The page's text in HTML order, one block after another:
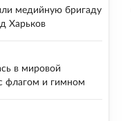
медийную бригаду
Харьков
в мировой
флагом и гимном